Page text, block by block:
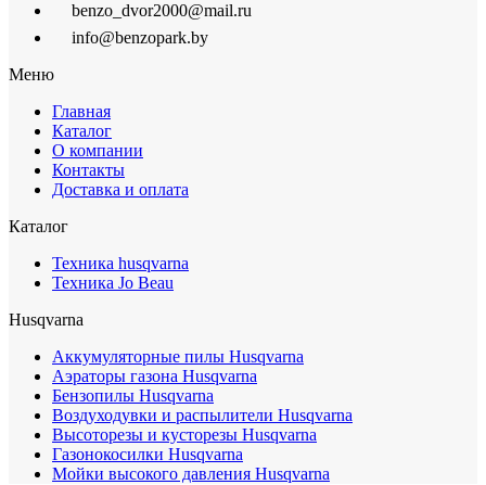
benzo_dvor2000@mail.ru
info@benzopark.by
Меню
Главная
Каталог
О компании
Контакты
Доставка и оплата
Каталог
Техника husqvarna
Техника Jo Beau
Husqvarna
Аккумуляторные пилы Husqvarna
Аэраторы газона Husqvarna
Бензопилы Husqvarna
Воздуходувки и распылители Husqvarna
Высоторезы и кусторезы Husqvarna
Газонокосилки Husqvarna
Мойки высокого давления Husqvarna